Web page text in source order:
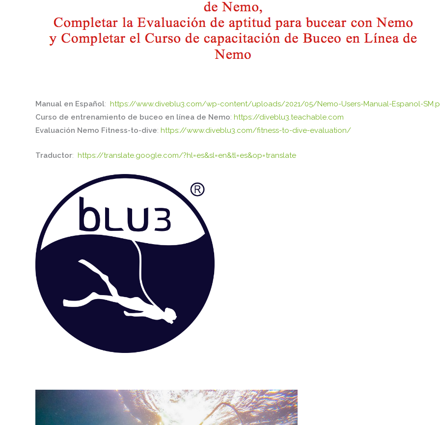
Manual en Español: https://www.diveblu3.com/wp-content/uploads/2021/05/Nemo-Users-Manual-Espanol-
Curso de entrenamiento de buceo en línea de Nemo: https://diveblu3.teachable.com
Evaluación Nemo Fitness-to-dive: https://www.diveblu3.com/fitness-to-dive-evaluation/
Traductor: https://translate.google.com/?hl=es&sl=en&tl=es&op=translate